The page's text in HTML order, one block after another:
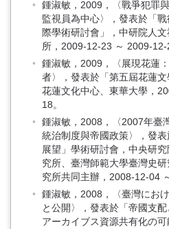
鍾淑敏，2009，〈戰爭犯罪
監視員為中心〉，發表於「
際學術研討會」，中研院人
所，2009-12-23 ～ 2009-12-
鍾淑敏，2009，〈展現花蓮
者〉，發表於「第五屆花蓮文
花蓮文化中心、東華大學，
18。
鍾淑敏，2008，〈2007年臺
統治制度與帝國政策〉，發
展望」學術研討會，中央研
究所、臺灣師範大學臺灣史
究所共同主辦，2008-12-04
鍾淑敏，2008，〈臺灣にお
と公開〉，發表於「帝國支
アーカイブス資源共有化の